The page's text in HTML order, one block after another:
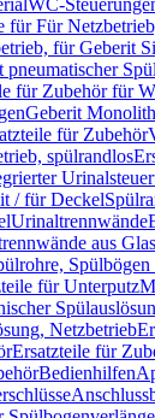
WC-
für Für
für Geberit
für Zubehör für
Geberit
für Zubehör
spülrandlos
/ für Deckel
Urinaltrennwände
aus Glas
für Unterputz
Netzbetrieb
Ersatzteile für
Bedienhilfen